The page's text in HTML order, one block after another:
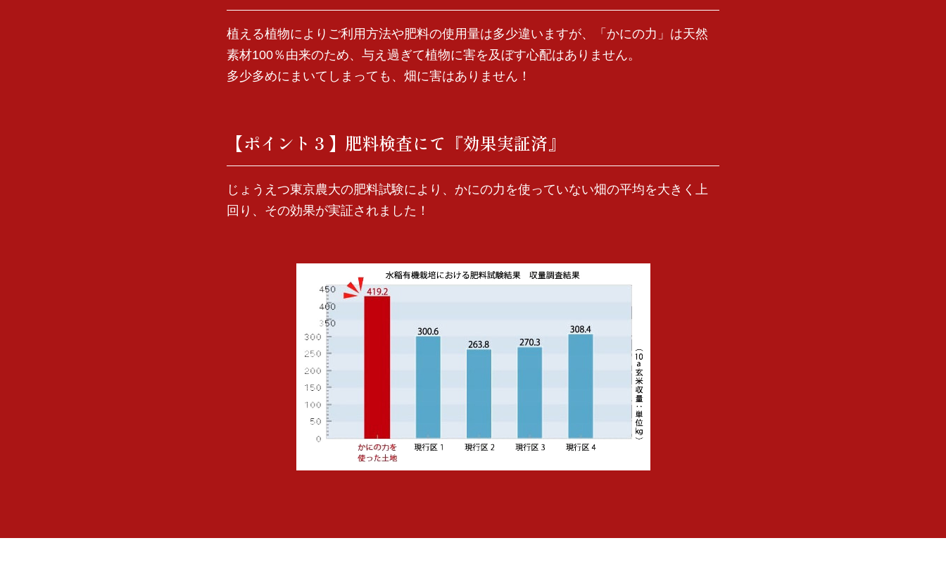
植える植物によりご利用方法や肥料の使用量は多少違いますが、「かにの力」は天然
素材100％由来のため、与え過ぎて植物に害を及ぼす心配はありません。
多少多めにまいてしまっても、畑に害はありません！
【ポイント３】肥料検査にて『効果実証済』
じょうえつ東京農大の肥料試験により、かにの力を使っていない畑の平均を大きく上
回り、その効果が実証されました！